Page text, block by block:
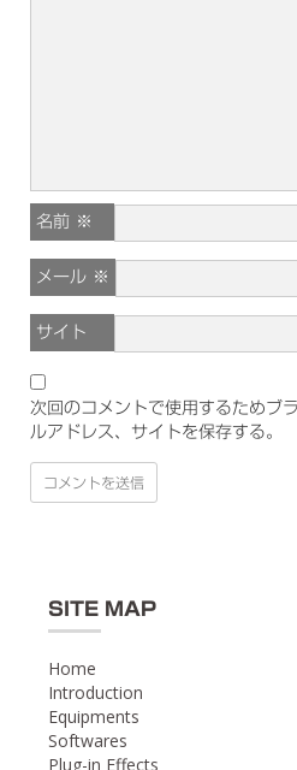
名前 ※
メール ※
サイト
次回のコメントで使用するためブ
ルアドレス、サイトを保存する。
SITE MAP
Home
Introduction
Equipments
Softwares
Plug-in Effects